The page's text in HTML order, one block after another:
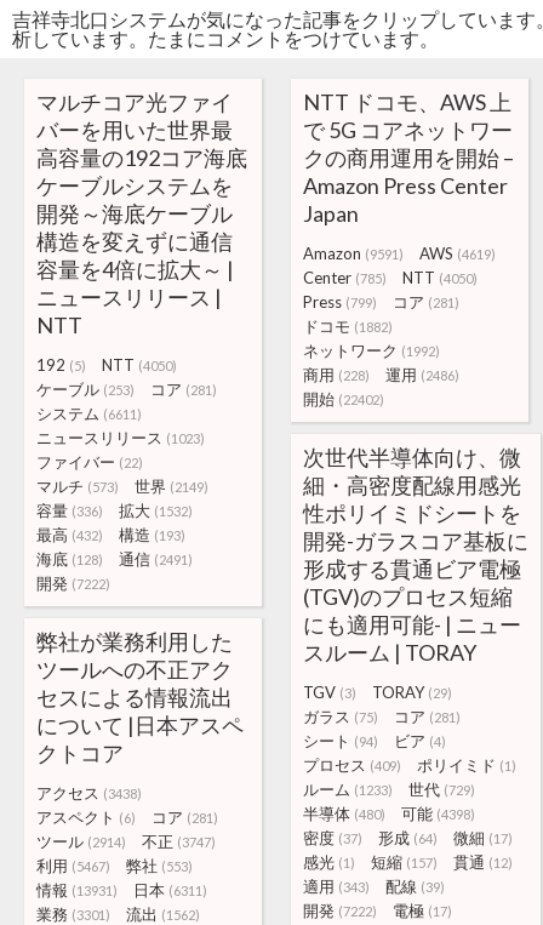
吉祥寺北口システムが気になった記事をクリップしていま
析しています。たまにコメントをつけています。
マルチコア光ファイ
バーを用いた世界最
高容量の192コア海底
ケーブルシステムを
開発～海底ケーブル
構造を変えずに通信
容量を4倍に拡大～ |
ニュースリリース |
NTT
192 (5) NTT (4050)
ケーブル (253) コア (281)
システム (6611)
ニュースリリース (1023)
ファイバー (22)
マルチ (573) 世界 (2149)
容量 (336) 拡大 (1532)
最高 (432) 構造 (193)
海底 (128) 通信 (2491)
開発 (7222)
NTT ドコモ、AWS 上
で 5G コアネットワー
クの商用運用を開始 –
Amazon Press Center
Japan
Amazon (9591) AWS (4619)
Center (785) NTT (4050)
Press (799) コア (281)
ドコモ (1882)
ネットワーク (1992)
商用 (228) 運用 (2486)
開始 (22402)
次世代半導体向け、微
細・高密度配線用感光
性ポリイミドシートを
開発-ガラスコア基板に
形成する貫通ビア電極
(TGV)のプロセス短縮
にも適用可能- | ニュー
スルーム | TORAY
TGV (3) TORAY (29)
ガラス (75) コア (281)
シート (94) ビア (4)
プロセス (409) ポリイミド (1)
ルーム (1233) 世代 (729)
半導体 (480) 可能 (4398)
密度 (37) 形成 (64) 微細 (17)
感光 (1) 短縮 (157) 貫通 (12)
適用 (343) 配線 (39)
開発 (7222) 電極 (17)
弊社が業務利用した
ツールへの不正アク
セスによる情報流出
について |日本アスペ
クトコア
アクセス (3438)
アスペクト (6) コア (281)
ツール (2914) 不正 (3747)
利用 (5467) 弊社 (553)
情報 (13931) 日本 (6311)
業務 (3301) 流出 (1562)